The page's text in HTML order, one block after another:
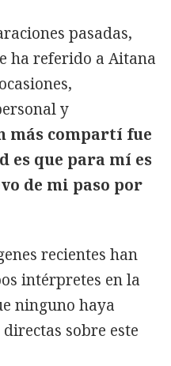
pasadas,
ha referido a Aitana
y
más compartí fue
es que para mí es
de mi paso por
recientes han
intérpretes en la
ninguno haya
sobre este